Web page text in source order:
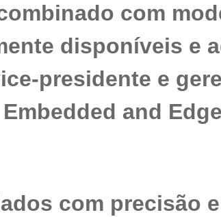
com
disponíveis e
presidente e
Embedded and
com precisão